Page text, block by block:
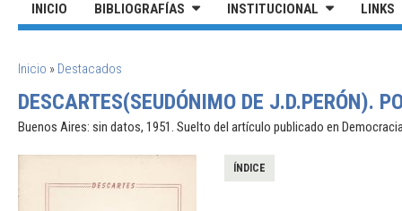
INICIO BIBLIOGRAFÍAS INSTITUCIONAL LINKS
SE ENCUENTRA USTED AQUÍ
Inicio » Destacados
DESCARTES(SEUDÓNIMO DE J.D.PERÓN).
Buenos Aires: sin datos, 1951. Suelto del artículo publicado en
ÍNDICE